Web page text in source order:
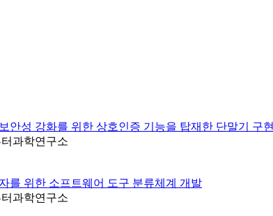
안성 강화를 위한 상호인증 기능을 탑재한 단말기 구현
과학연구소
를 위한 소프트웨어 도구 분류체계 개발
과학연구소